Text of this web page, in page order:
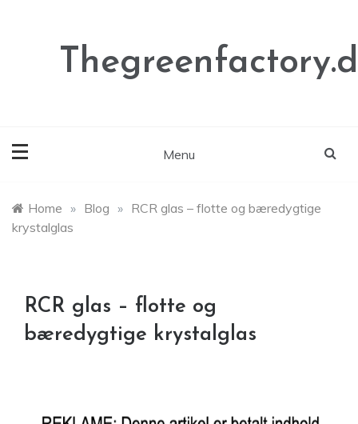
Menu
Home » Blog » RCR glas – flotte og bæredygtige
krystalglas
RCR glas – flotte og
bæredygtige krystalglas